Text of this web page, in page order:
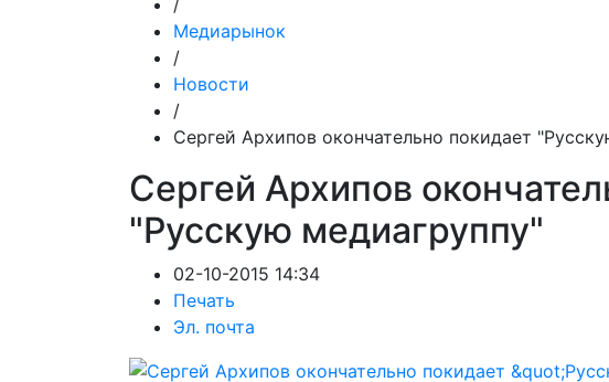
/
Медиарынок
/
Новости
/
Сергей Архипов окончательно покидает
Сергей Архипов
"Русскую медиагруппу"
02-10-2015 14:34
Печать
Эл. почта